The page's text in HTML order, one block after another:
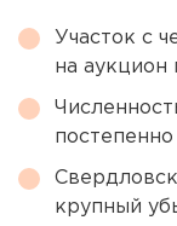
Участок с
на аукцион
крупный